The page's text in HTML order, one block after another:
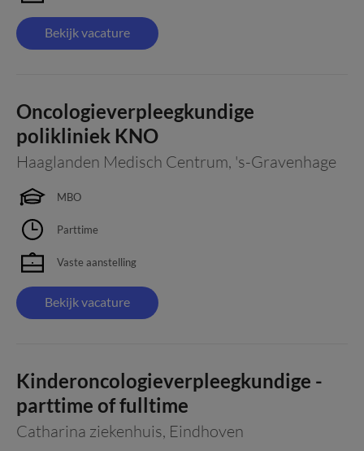
Bekijk vacature
Oncologieverpleegkundige
polikliniek KNO
Haaglanden Medisch Centrum, 's-Gravenhage
MBO
Parttime
Vaste aanstelling
Bekijk vacature
Kinderoncologieverpleegkundige -
parttime of fulltime
Catharina ziekenhuis, Eindhoven